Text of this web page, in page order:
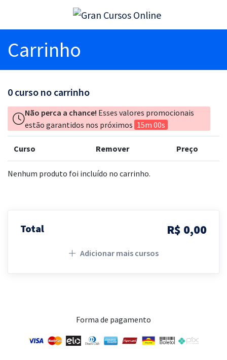
Carrinho
0 curso no carrinho
Não perca a chance! Esses valores promocionais
estão garantidos nos próximos 15m 00s
Curso Remover Preço
Nenhum produto foi incluído no carrinho.
Total R$ 0,00
Adicionar mais cursos
Forma de pagamento